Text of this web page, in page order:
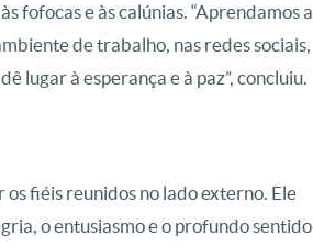
fofocas e às calúnias. “Aprendamos a
de trabalho, nas redes sociais,
lugar à esperança e à paz”, concluiu.
fiéis reunidos no lado externo. Ele
o entusiasmo e o profundo sentido